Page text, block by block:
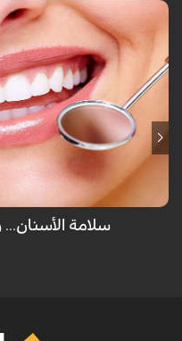
لم يهب الله عضو للإنسان مرتين
لبنية ثم تسقط ويخرج مكانها
كافي للمحافظة عليها ولكن هناك
سلامة